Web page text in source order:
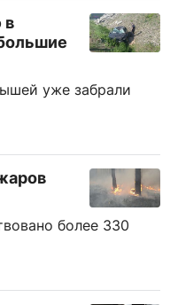
в
уже забрали
более 330